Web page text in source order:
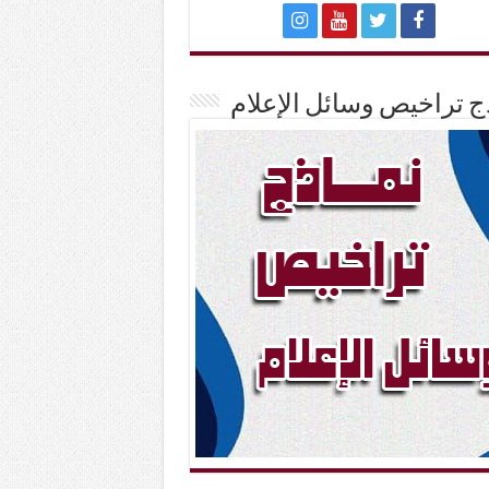
تراخيص وسائل الإعلام